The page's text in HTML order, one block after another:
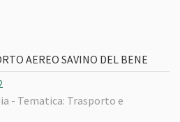
AEREO SAVINO DEL BENE
- Tematica: Trasporto e